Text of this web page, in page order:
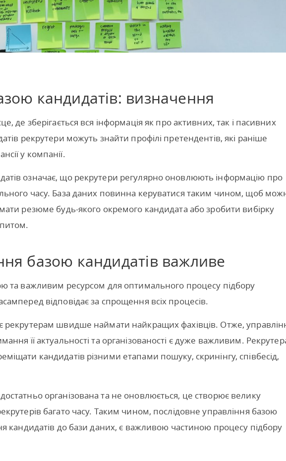
кандидатів: визначення
де зберігається вся інформація як про активних, так і пасивних
рекрутери можуть знайти профілі претендентів, які раніше
у компанії.
означає, що рекрутери регулярно оновлюють інформацію про
часу. База даних повинна керуватися таким чином, щоб
резюме будь-якого окремого кандидата або зробити вибірку
базою кандидатів важливе
та важливим ресурсом для оптимального процесу підбору
відповідає за спрощення всіх процесів.
рекрутерам швидше наймати найкращих фахівців. Отже,
її актуальності та організованості є дуже важливим.
кандидатів різними етапами пошуку, скринінгу, співбесід,
організована та не оновлюється, це створює велику
багато часу. Таким чином, послідовне управління базою
кандидатів до бази даних, є важливою частиною процесу підбору